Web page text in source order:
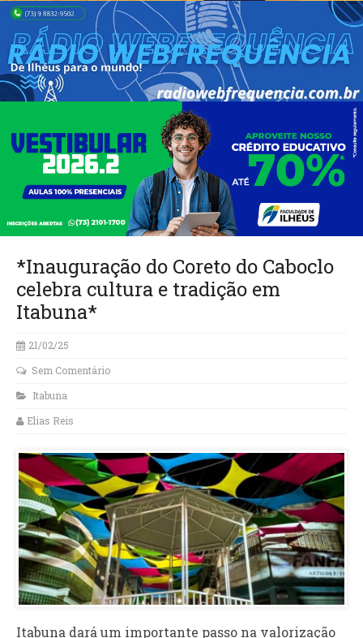
*Inauguração do Coreto do Caboclo
celebra cultura e tradição em
Itabuna*
21/02/25
Sem Comentário
Itabuna
Elias Reis
Itabuna dará um importante passo na valorização